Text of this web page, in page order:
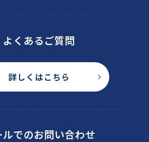
よくあるご質問
詳しくはこちら
ルでのお問い合わせ